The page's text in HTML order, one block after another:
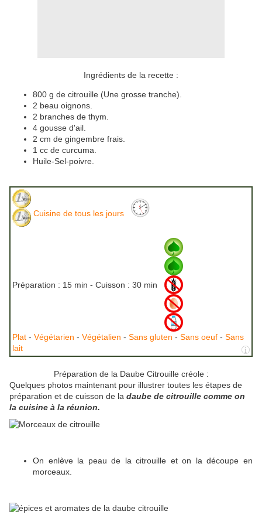
Ingrédients de la recette :
800 g de citrouille (Une grosse tranche).
2 beau oignons.
2 branches de thym.
4 gousse d'ail.
2 cm de gingembre frais.
1 cc de curcuma.
Huile-Sel-poivre.
Cuisine de tous les jours
Préparation : 15 min - Cuisson : 30 min
Plat - Végétarien - Végétalien - Sans gluten - Sans oeuf - Sans
lait
Préparation de la Daube Citrouille créole :
Quelques photos maintenant pour illustrer toutes les étapes de
préparation et de cuisson de la daube de citrouille comme on
la cuisine à la réunion.
On enlève la peau de la citrouille et on la découpe en
morceaux.